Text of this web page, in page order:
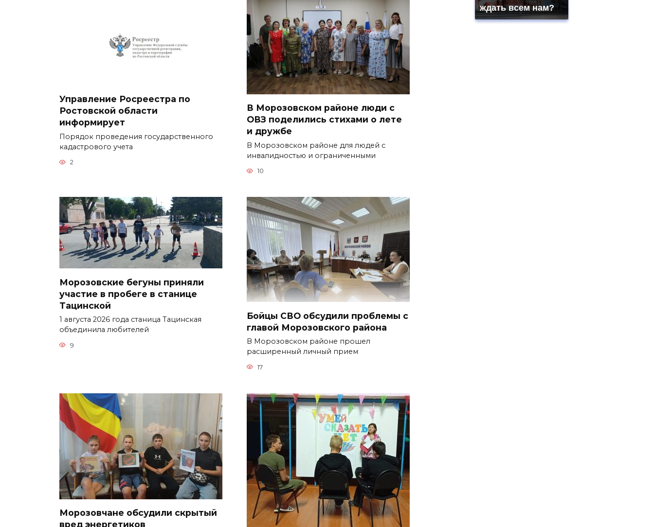
Управление Росреестра по
Ростовской области
информирует
Порядок проведения государственного
кадастрового учета
2
В Морозовском районе люди с
ОВЗ поделились стихами о лете
и дружбе
В Морозовском районе для людей с
инвалидностью и ограниченными
10
Морозовские бегуны приняли
участие в пробеге в станице
Тацинской
1 августа 2026 года станица Тацинская
объединила любителей
9
Бойцы СВО обсудили проблемы с
главой Морозовского района
В Морозовском районе прошел
расширенный личный прием
17
Морозовчане обсудили скрытый
вред энергетиков
ждать всем нам?